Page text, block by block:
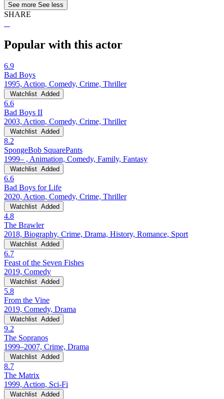
See more See less
SHARE
Popular with this actor
6.9
Bad Boys
1995, Action, Comedy, Crime, Thriller
Watchlist Added
6.6
Bad Boys II
2003, Action, Comedy, Crime, Thriller
Watchlist Added
8.2
SpongeBob SquarePants
1999– , Animation, Comedy, Family, Fantasy
Watchlist Added
6.6
Bad Boys for Life
2020, Action, Comedy, Crime, Thriller
Watchlist Added
4.8
The Brawler
2018, Biography, Crime, Drama, History, Romance, Sport
Watchlist Added
6.7
Feast of the Seven Fishes
2019, Comedy
Watchlist Added
5.8
From the Vine
2019, Comedy, Drama
Watchlist Added
9.2
The Sopranos
1999–2007, Crime, Drama
Watchlist Added
8.7
The Matrix
1999, Action, Sci-Fi
Watchlist Added